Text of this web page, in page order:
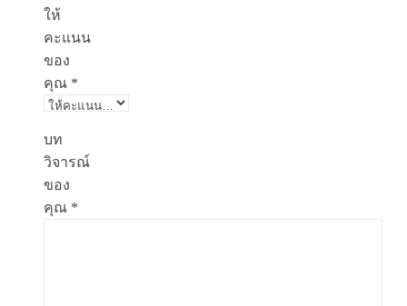
ให้
คะแนน
ของ
คุณ *
บท
วิจารณ์
ของ
คุณ *